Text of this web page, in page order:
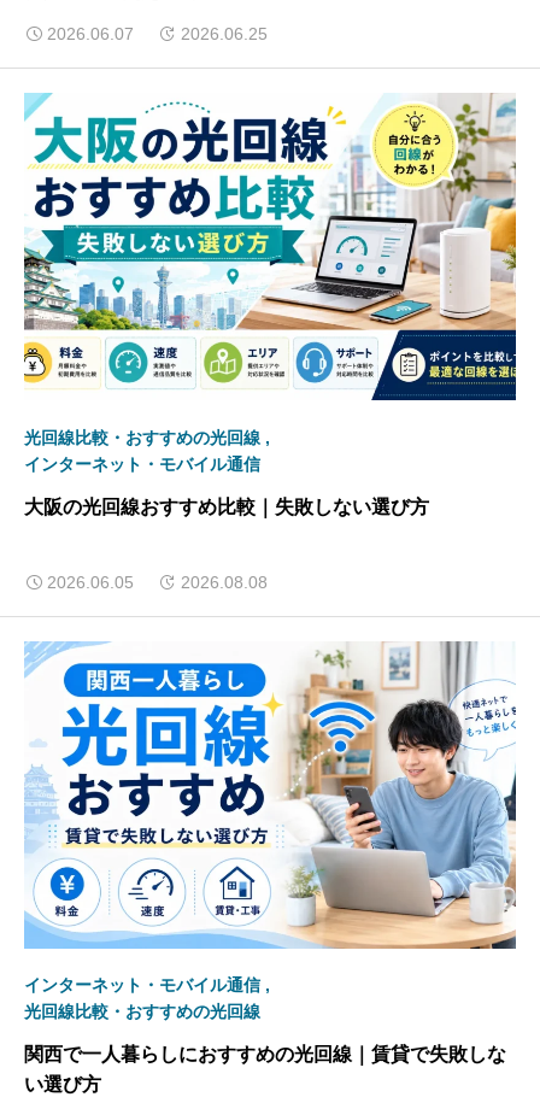
2026.06.07 2026.06.25
光回線比較・おすすめの光回線
インターネット・モバイル通信
大阪の光回線おすすめ比較｜失敗しない選び方
2026.06.05 2026.08.08
インターネット・モバイル通信
光回線比較・おすすめの光回線
関西で一人暮らしにおすすめの光回線｜賃貸で失敗しな
い選び方